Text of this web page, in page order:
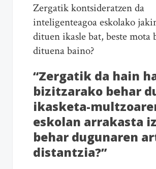
Zergatik kontsideratzen da
inteligenteagoa eskolako
dituen ikasle bat, beste mota
dituena baino?
“Zergatik da hain
bizitzarako behar
ikasketa-
eskolan arrakasta
behar dugunaren
distantzia?”